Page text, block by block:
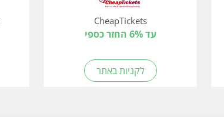
CheapTickets
עד 6% החזר כספי
לקניות באתר